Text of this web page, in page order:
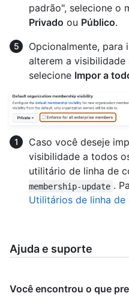
padrão", selecione o
Privado ou Público.
Opcionalmente, para
alterem a visibilidade
selecione Impor a
Caso você deseje
visibilidade a todos
utilitário de linha de
membership-update .
Utilitários de linha de
Ajuda e suporte
Você encontrou o que